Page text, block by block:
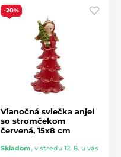
-20%
Vianočná sviečka anjel
so stromčekom
červená, 15x8 cm
Skladom, v stredu 12. 8. u vás